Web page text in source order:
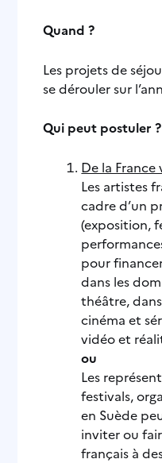
Quand ?
Les projets de
se dérouler sur
Qui peut postuler ?
De la France
Les artistes
cadre d’un
(exposition,
pour
dans les
théâtre,
cinéma et
vidéo et
ou
Les
festivals,
en Suède
inviter ou
français à